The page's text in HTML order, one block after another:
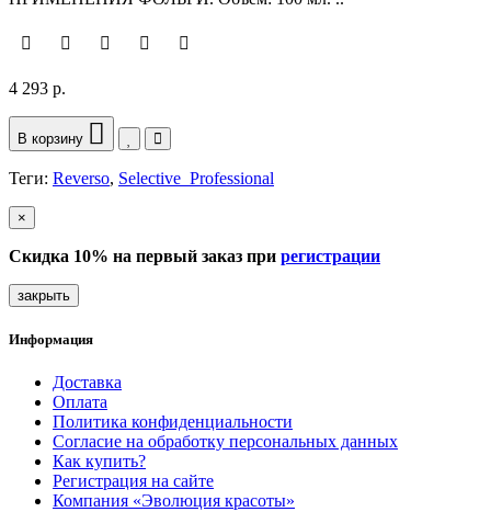
4 293 р.
В корзину
Теги: Reverso, Selective_Professional
×
Скидка 10% на первый заказ при регистрации
закрыть
Информация
Доставка
Оплата
Политика конфиденциальности
Согласие на обработку персональных данных
Как купить?
Регистрация на сайте
Компания «Эволюция красоты»